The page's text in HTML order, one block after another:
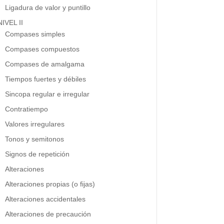
Ligadura de valor y puntillo
II
Compases simples
Compases compuestos
Compases de amalgama
Tiempos fuertes y débiles
Sincopa regular e irregular
Contratiempo
Valores irregulares
Tonos y semitonos
Signos de repetición
Alteraciones
Alteraciones propias (o fijas)
Alteraciones accidentales
Alteraciones de precaución